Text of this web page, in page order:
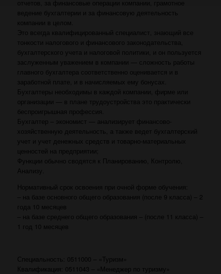
отчетов, за финансовые операции компании, грамотное
ведение бухгалтерии и за финансовую деятельность
компании в целом.
Это всегда квалифицированный специалист, знающий все
тонкости налогового и финансового законодательства,
бухгалтерского учета и налоговой политики, и он пользуется
заслуженным уважением в компании — сложность работы
главного бухгалтера соответственно оценивается и в
заработной плате, и в начисляемых ему бонусах.
Бухгалтеры необходимы в каждой компании, фирме или
организации — в плане трудоустройства это практически
беспроигрышная профессия.
Бухгалтер – экономист — анализирует финансово-
хозяйственную деятельность, а также ведет бухгалтерский
учет и учет денежных средств и товарно-материальных
ценностей на предприятии;
Функции обычно сводятся к Планированию, Контролю,
Анализу.
Нормативный срок освоения при очной форме обучения:
– на базе основного общего образования (после 9 класса) – 2
года 10 месяцев
– на базе среднего общего образования – (после 11 класса) –
1 год 10 месяцев
Специaльность: 0511000 – «Туризм»
Квaлификaция: 0511043 – «Менеджер по туризму»